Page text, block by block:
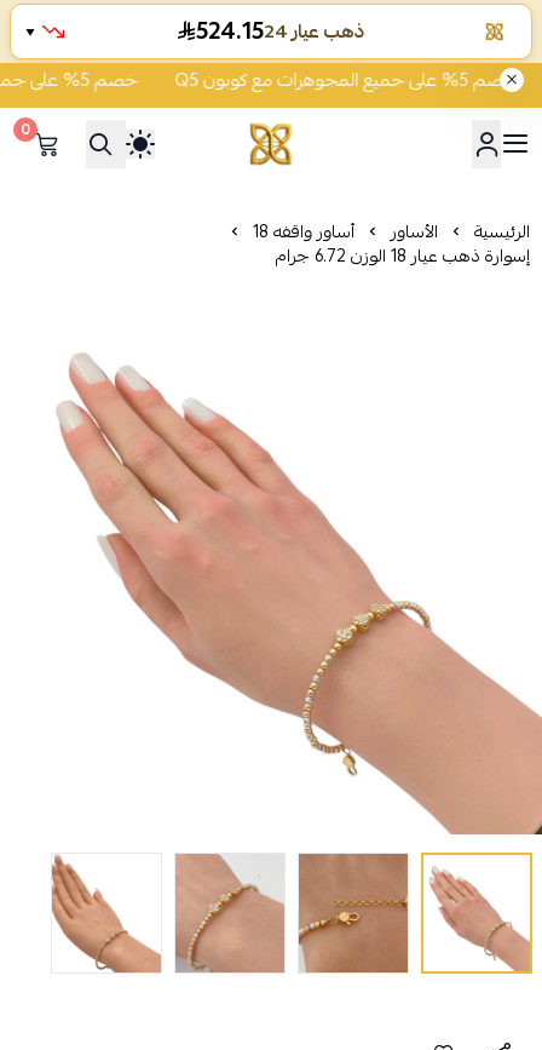
خصم 5% على جميع المجوهرات مع كوبون Q5 خصم 5% على جميع المجوهرات مع كوبون Q5
شركة قمة زاوية الشفاء
0
الرئيسية الأساور أساور واقفه 18
إسوارة ذهب عيار 18 الوزن 6.72 جرام
ذهب عيار 24 524.15
▼